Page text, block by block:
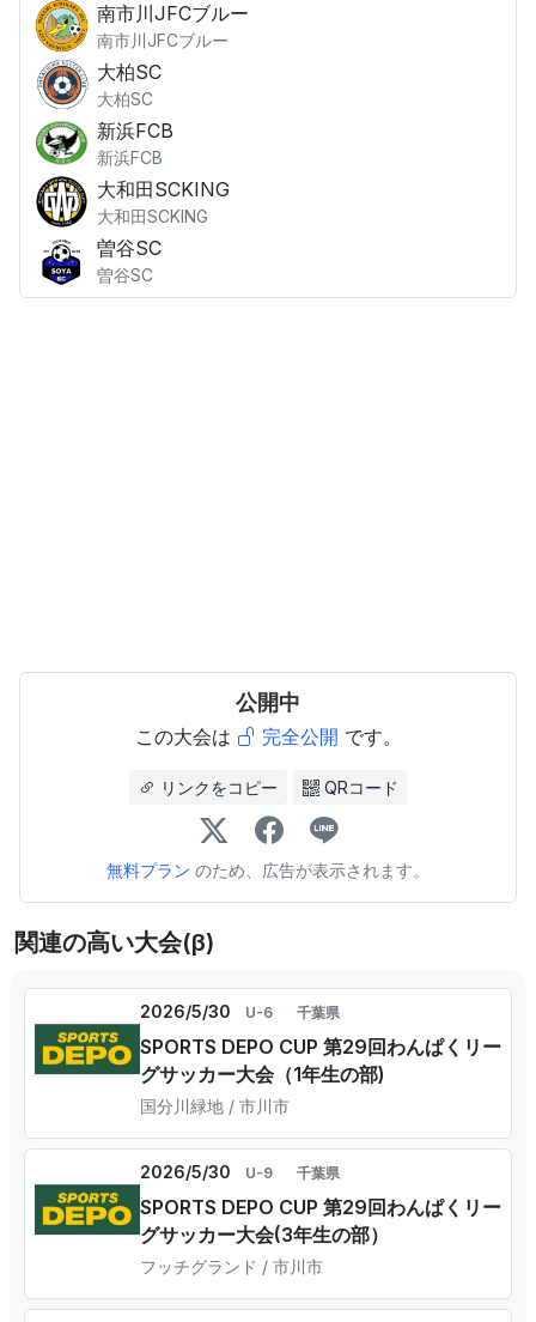
南市川JFCブルー
南市川JFCブルー
大柏SC
大柏SC
新浜FCB
新浜FCB
大和田SCKING
大和田SCKING
曽谷SC
曽谷SC
公開中
この大会は 完全公開 です。
リンクをコピー QRコード
無料プラン のため、広告が表示されます。
関連の高い大会(β)
2026/5/30 U-6 千葉県
SPORTS DEPO CUP 第29回わんぱくリー
グサッカー大会（1年生の部)
国分川緑地 / 市川市
2026/5/30 U-9 千葉県
SPORTS DEPO CUP 第29回わんぱくリー
グサッカー大会(3年生の部）
フッチグランド / 市川市